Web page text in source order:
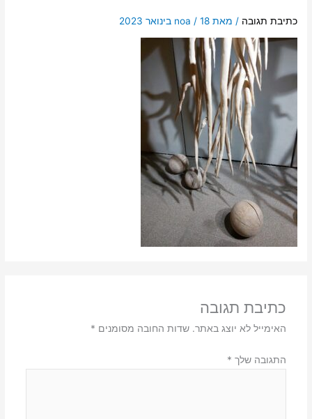
כתיבת תגובה / מאת noa / 18 בינואר 2023
כתיבת תגובה
האימייל לא יוצג באתר. שדות החובה מסומנים *
התגובה שלך *